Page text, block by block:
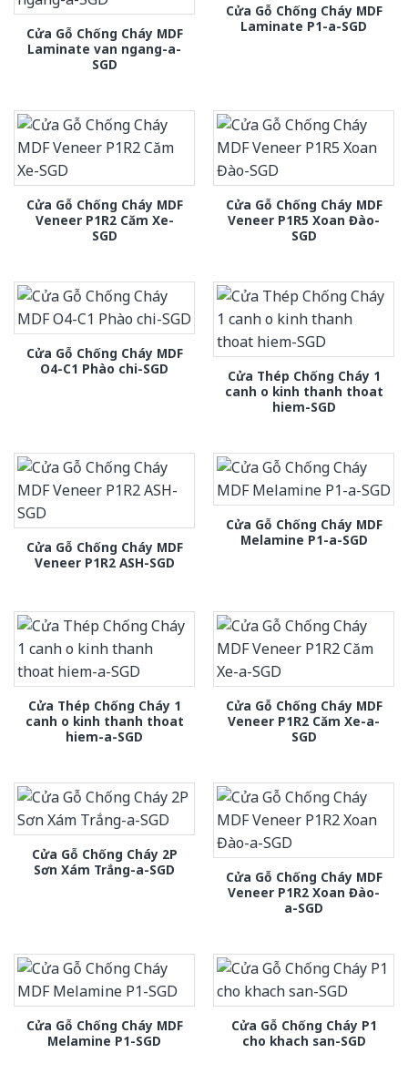
Cửa Gỗ Chống Cháy MDF
Laminate van ngang-a-
SGD
Cửa Gỗ Chống Cháy MDF
Laminate P1-a-SGD
Cửa Gỗ Chống Cháy MDF
Veneer P1R2 Căm Xe-
SGD
Cửa Gỗ Chống Cháy MDF
Veneer P1R5 Xoan Đào-
SGD
Cửa Gỗ Chống Cháy MDF
O4-C1 Phào chi-SGD
Cửa Thép Chống Cháy 1
canh o kinh thanh thoat
hiem-SGD
Cửa Gỗ Chống Cháy MDF
Veneer P1R2 ASH-SGD
Cửa Gỗ Chống Cháy MDF
Melamine P1-a-SGD
Cửa Thép Chống Cháy 1
canh o kinh thanh thoat
hiem-a-SGD
Cửa Gỗ Chống Cháy MDF
Veneer P1R2 Căm Xe-a-
SGD
Cửa Gỗ Chống Cháy 2P
Sơn Xám Trắng-a-SGD
Cửa Gỗ Chống Cháy MDF
Veneer P1R2 Xoan Đào-
a-SGD
Cửa Gỗ Chống Cháy MDF
Melamine P1-SGD
Cửa Gỗ Chống Cháy P1
cho khach san-SGD